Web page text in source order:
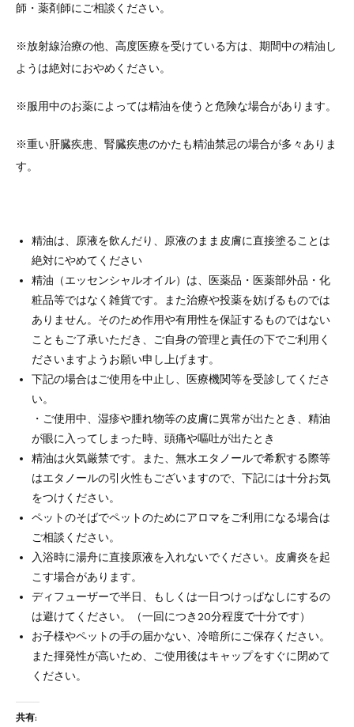
師・薬剤師にご相談ください。
※放射線治療の他、高度医療を受けている方は、期間中の精油し
ようは絶対におやめください。
※服用中のお薬によっては精油を使うと危険な場合があります。
※重い肝臓疾患、腎臓疾患のかたも精油禁忌の場合が多々ありま
す。
精油は、原液を飲んだり、原液のまま皮膚に直接塗ることは
絶対にやめてください
精油（エッセンシャルオイル）は、医薬品・医薬部外品・化
粧品等ではなく雑貨です。また治療や投薬を妨げるものでは
ありません。そのため作用や有用性を保証するものではない
こともご了承いただき、ご自身の管理と責任の下でご利用く
ださいますようお願い申し上げます。
下記の場合はご使用を中止し、医療機関等を受診してくださ
い。
・ご使用中、湿疹や腫れ物等の皮膚に異常が出たとき、精油
が眼に入ってしまった時、頭痛や嘔吐が出たとき
精油は火気厳禁です。また、無水エタノールで希釈する際等
はエタノールの引火性もございますので、下記には十分お気
をつけください。
ペットのそばでペットのためにアロマをご利用になる場合は
ご相談ください。
入浴時に湯舟に直接原液を入れないでください。皮膚炎を起
こす場合があります。
ディフューザーで半日、もしくは一日つけっぱなしにするの
は避けてください。（一回につき20分程度で十分です）
お子様やペットの手の届かない、冷暗所にご保存ください。
また揮発性が高いため、ご使用後はキャップをすぐに閉めて
ください。
共有: